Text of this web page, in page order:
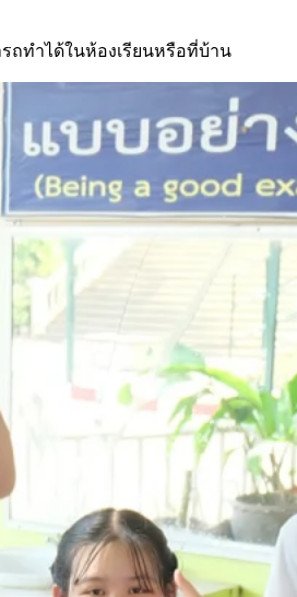
ถทําได้ในห้องเรียนหรือที่บ้าน